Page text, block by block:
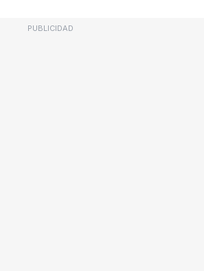
PUBLICIDAD